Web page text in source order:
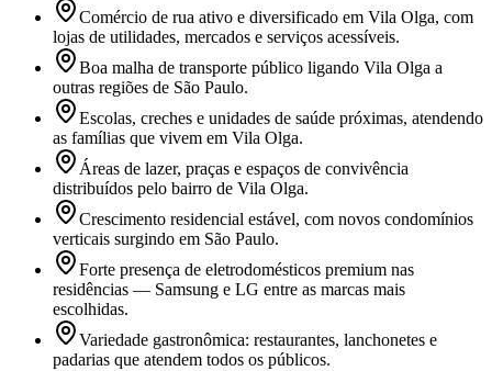
Comércio de rua ativo e diversificado em Vila Olga, com
lojas de utilidades, mercados e serviços acessíveis.
Boa malha de transporte público ligando Vila Olga a
outras regiões de São Paulo.
Escolas, creches e unidades de saúde próximas, atendendo
as famílias que vivem em Vila Olga.
Áreas de lazer, praças e espaços de convivência
distribuídos pelo bairro de Vila Olga.
Crescimento residencial estável, com novos condomínios
verticais surgindo em São Paulo.
Forte presença de eletrodomésticos premium nas
residências — Samsung e LG entre as marcas mais
escolhidas.
Variedade gastronômica: restaurantes, lanchonetes e
padarias que atendem todos os públicos.